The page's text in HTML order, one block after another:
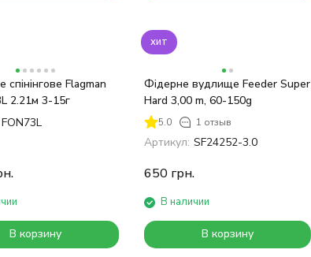
Flagman
2.21м 3-15г
FON73L
В корзину
хит
Фідерне вудлище Feeder Super
Hard 3,00 m, 60-150g
5.0 1 отзыв
Артикул: SF24252-3.0
650 грн.
В наличии
В корзину